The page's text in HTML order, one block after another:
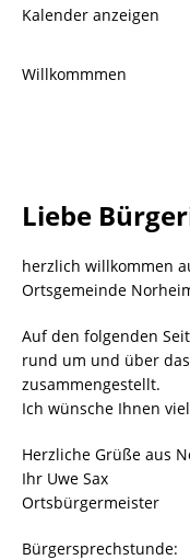
Kalender anzeigen
Willkommmen
Liebe
herzlich willkommen
Ortsgemeinde
Auf den folgenden
rund um und über
zusammengestellt.
Ich wünsche Ihnen
Herzliche Grüße aus
Ihr Uwe Sax
Ortsbürgermeister
Bürgersprechstunde: